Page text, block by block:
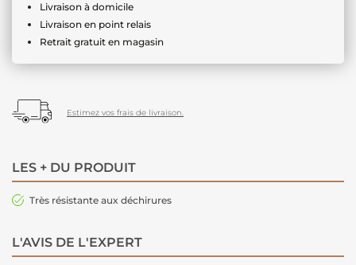
Livraison à domicile
Livraison en point relais
Retrait gratuit en magasin
Estimez vos frais de livraison.
LES + DU PRODUIT
Très résistante aux déchirures
L'AVIS DE L'EXPERT